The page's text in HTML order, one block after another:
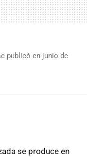
publicó en junio de
se produce en